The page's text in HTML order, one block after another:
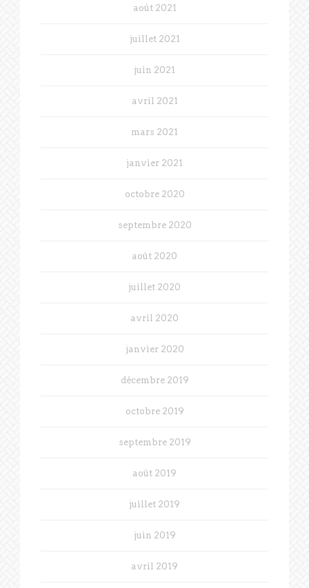
août 2021
juillet 2021
juin 2021
avril 2021
mars 2021
janvier 2021
octobre 2020
septembre 2020
août 2020
juillet 2020
avril 2020
janvier 2020
décembre 2019
octobre 2019
septembre 2019
août 2019
juillet 2019
juin 2019
avril 2019